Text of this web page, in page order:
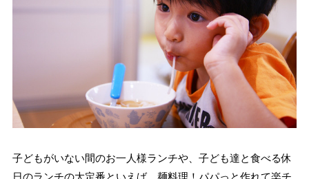
子どもがいない間のお一人様ランチや、子ども達と食べる休